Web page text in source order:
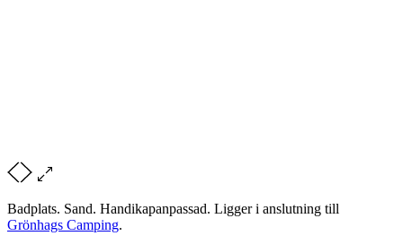
Badplats. Sand. Handikapanpassad. Ligger i anslutning till
Grönhags Camping.